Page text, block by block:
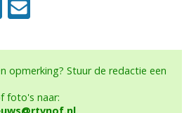
opmerking? Stuur de redactie een
foto's naar: